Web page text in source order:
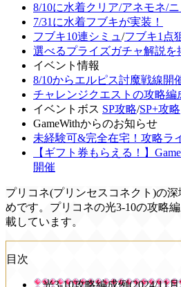
8/10に水着クリア/アネモネ/
7/31に水着フブキが実装！
フブキ10連シミュ /フブキ1点
選べるプライズガチャ解説を
イベント情報
8/10からエルピス討魔戦線開
チャレンジクエストの攻略編
イベントボス SP攻略/SP+攻略
GameWithからのお知らせ
未経験可&完全在宅！攻略ラ
【ギフト券もらえる！】
開催
プリコネ(プリンセスコネクト)の深
めです。プリコネの光3-10の攻略
載しています。
目次
光3-10攻略編成例(2024/11